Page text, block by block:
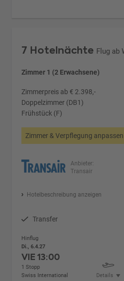
7 Hotelnächte Flug ab
Zimmer 1 (2 Erwachsene)
Zimmerpreis ab € 2.398,-
Doppelzimmer (DB1)
Frühstück (F)
Zimmer & Verpflegung anpassen
Anbieter:
Transair
Hotelbeschreibung anzeigen
Transfer
Hinflug
Di., 6.4.27
VIE13:00
1 Stopp
Swiss International
Details